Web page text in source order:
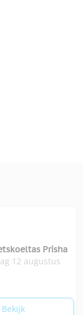
Prisha
12 augustus
Bekijk